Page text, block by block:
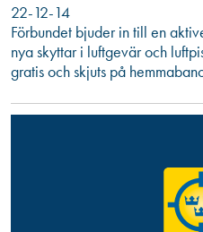
22-12-14
Förbundet bjuder in till en
nya skyttar i luftgevär och
gratis och skjuts på